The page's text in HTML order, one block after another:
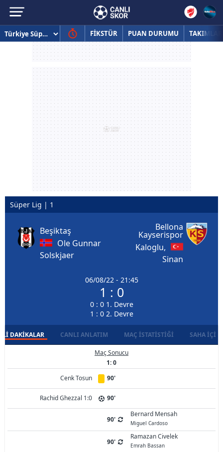
FİKSTÜR PUAN DURUMU TAKIMLAR
Süper Lig | 1
Beşiktaş
Ole Gunnar
Solskjaer
06/08/22 - 21:45
1 : 0
0 : 0 1. Devre
1 : 0 2. Devre
Bellona
Kayserispor
Kaloglu,
Sinan
DAKIKALAR CANLI ANLATIM MAÇ İSTATISTIĞI SAHA İÇI
Maç Sonucu
1: 0
Cenk Tosun
90'
Rachid Ghezzal 1:0 90'
90'
Bernard Mensah
Miguel Cardoso
90'
Ramazan Civelek
Emrah Bassan